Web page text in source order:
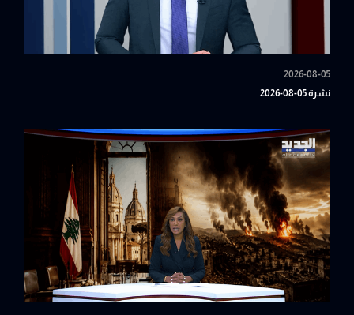
2026-08-05
نشرة 05-08-2026